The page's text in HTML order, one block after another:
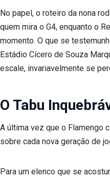
No papel, o roteiro da nona
quem mira o G4, enquanto o
momento. O que se
Estádio Cícero de Souza
escale, invariavelmente se
O Tabu
A última vez que o Flamengo
sobre cada nova geração de
Para um elenco que se